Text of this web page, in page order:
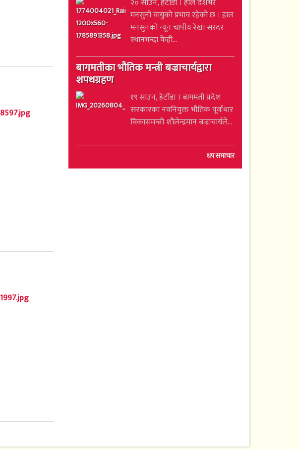
मनसुनी वायुको प्रभाव रहेको छ । हाल
मनसुनको न्यून चापीय रेखा सरदर
स्थानभन्दा केही...
बागमतीका भौतिक मन्त्री बज्राचार्यद्वारा
शपथग्रहण
१९ साउन, हेटौंडा । बागमती प्रदेश
सरकारका नवनियुक्त भौतिक पूर्वाधार
विकासमन्त्री शौलेन्द्रमान बज्राचार्यले...
थप समाचार